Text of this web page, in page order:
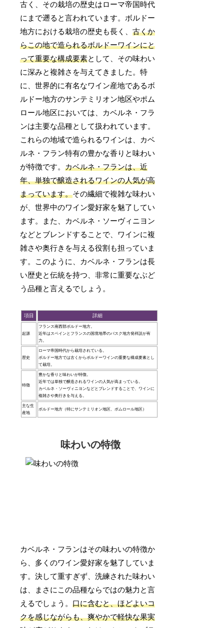
古く、その栽培の歴史はローマ帝国時代
にまで遡ると言われています。ボルドー
地方における栽培の歴史も長く、古くか
らこの地で造られるボルドーワインにと
って重要な構成要素として、その味わい
に深みと複雑さを与えてきました。特
に、世界的に有名なワイン産地であるボ
ルドー地方のサンテミリオン地区やポム
ロール地区においては、カベルネ・フラ
ンは主要な品種として扱われています。
これらの地域で造られるワインは、カベ
ルネ・フラン特有の豊かな香りと味わい
が特徴です。カベルネ・フランは、近
年、単独で醸造されるワインの人気が高
まっています。その繊細で複雑な味わい
が、世界中のワイン愛好家を魅了してい
ます。また、カベルネ・ソーヴィニヨン
などとブレンドすることで、ワインに複
雑さや奥行きを与える役割も担っていま
す。このように、カベルネ・フランは長
い歴史と伝統を持つ、非常に重要なぶど
う品種と言えるでしょう。
項目 詳細
起源
フランス南西部ボルドー地方。
近年はスペインとフランスの国境地帯のバスク地方発祥説が有
力。
歴史
ローマ帝国時代から栽培されている。
ボルドー地方では古くからボルドーワインの重要な構成要素とし
て栽培。
特徴
豊かな香りと味わいが特徴。
近年では単独で醸造されるワインの人気が高まっている。
カベルネ・ソーヴィニヨンなどとブレンドすることで、ワインに
複雑さや奥行きを与える。
主な生
産地
ボルドー地方（特にサンテミリオン地区、ポムロール地区）
味わいの特徴
カベルネ・フランはその味わいの特徴か
ら、多くのワイン愛好家を魅了していま
す。決して重すぎず、洗練された味わい
は、まさにこの品種ならではの魅力と言
えるでしょう。口に含むと、ほどよいコ
クを感じながらも、爽やかで軽快な果実